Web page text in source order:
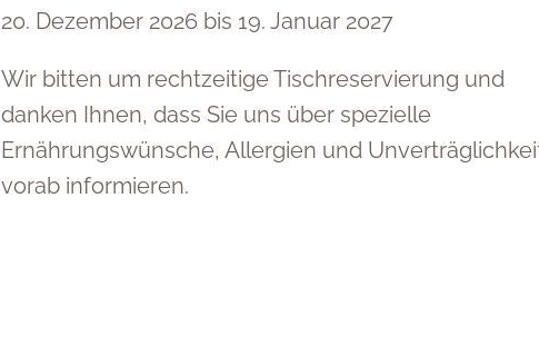
20. Dezember 2026 bis 19. Januar 2027
Wir bitten um rechtzeitige Tischreservierung und
danken Ihnen, dass Sie uns über spezielle
Ernährungswünsche, Allergien und
vorab informieren.